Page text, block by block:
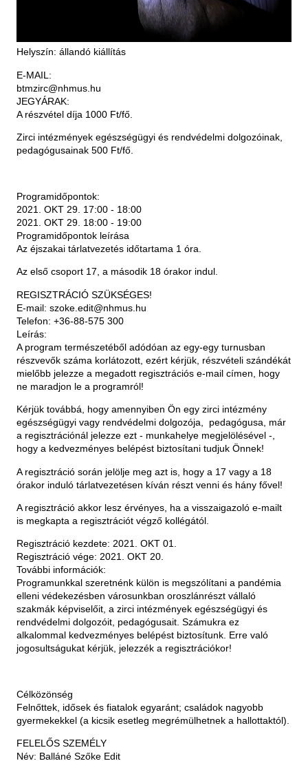
Helyszín: állandó kiállítás
E-MAIL:
btmzirc@nhmus.hu
JEGYÁRAK:
A részvétel díja 1000 Ft/fő.
Zirci intézmények egészségügyi és rendvédelmi dolgozóinak,
pedagógusainak 500 Ft/fő.
Programidőpontok:
2021. OKT 29. 17:00 - 18:00
2021. OKT 29. 18:00 - 19:00
Programidőpontok leírása
Az éjszakai tárlatvezetés időtartama 1 óra.
Az első csoport 17, a második 18 órakor indul.
REGISZTRÁCIÓ SZÜKSÉGES!
E-mail: szoke.edit@nhmus.hu
Telefon: +36-88-575 300
Leírás:
A program természetéből adódóan az egy-egy turnusban
részvevők száma korlátozott, ezért kérjük, részvételi szándékát
mielőbb jelezze a megadott regisztrációs e-mail címen, hogy
ne maradjon le a programról!
Kérjük továbbá, hogy amennyiben Ön egy zirci intézmény
egészségügyi vagy rendvédelmi dolgozója, pedagógusa, már
a regisztrációnál jelezze ezt - munkahelye megjelölésével -,
hogy a kedvezményes belépést biztosítani tudjuk Önnek!
A regisztráció során jelölje meg azt is, hogy a 17 vagy a 18
órakor induló tárlatvezetésen kíván részt venni és hány fővel!
A regisztráció akkor lesz érvényes, ha a visszaigazoló e-mailt
is megkapta a regisztrációt végző kollégától.
Regisztráció kezdete: 2021. OKT 01.
Regisztráció vége: 2021. OKT 20.
További információk:
Programunkkal szeretnénk külön is megszólítani a pandémia
elleni védekezésben városunkban oroszlánrészt vállaló
szakmák képviselőit, a zirci intézmények egészségügyi és
rendvédelmi dolgozóit, pedagógusait. Számukra ez
alkalommal kedvezményes belépést biztosítunk. Erre való
jogosultságukat kérjük, jelezzék a regisztrációkor!
Célközönség
Felnőttek, idősek és fiatalok egyaránt; családok nagyobb
gyermekekkel (a kicsik esetleg megrémülhetnek a hallottaktól).
FELELŐS SZEMÉLY
Név: Balláné Szőke Edit